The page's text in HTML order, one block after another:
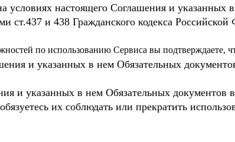
условиях настоящего Соглашения и указанных
ст.437 и 438 Гражданского кодекса Российской
и указанных в нем Обязательных
и указанных в нем Обязательных документов
их соблюдать или прекратить